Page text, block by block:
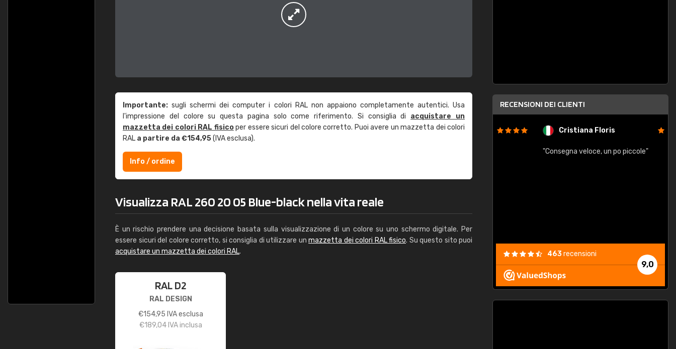
Importante: sugli schermi dei computer i colori RAL non appaiono completamente autentici. Usa
l'impressione del colore su questa pagina solo come riferimento. Si consiglia di acquistare un
mazzetta dei colori RAL fisicoper essere sicuri del colore corretto. Puoi avere un mazzetta dei colori
RAL a partire da €154,95(IVA esclusa).
Info / ordine
Visualizza RAL 260 20 05 Blue-black nella vita reale
È un rischio prendere una decisione basata sulla visualizzazione di un colore su uno schermo digitale. Per
essere sicuri del colore corretto, si consiglia di utilizzare un mazzetta dei colori RAL fisico. Su questo sito puoi
acquistare un mazzetta dei colori RAL.
RAL D2
RAL DESIGN
€154,95 IVA esclusa
€189,04IVA inclusa
RECENSIONI DEI CLIENTI
Caterina Maifredi Cristiana Floris
"Consegna veloce, un po piccole"
9,0
463recensioni